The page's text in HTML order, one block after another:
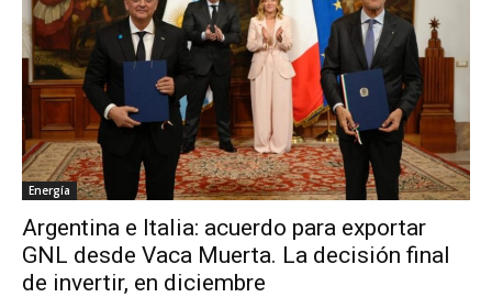
Energía
Argentina e Italia: acuerdo para exportar
GNL desde Vaca Muerta. La decisión final
de invertir, en diciembre